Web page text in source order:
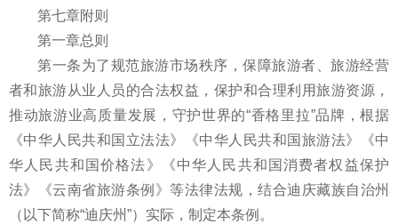
第七章附则
第一章总则
第一条为了规范旅游市场秩序，保障旅游者、旅游经营
者和旅游从业人员的合法权益，保护和合理利用旅游资源，
推动旅游业高质量发展，守护世界的“香格里拉”品牌，根据
《中华人民共和国立法法》《中华人民共和国旅游法》《中
华人民共和国价格法》《中华人民共和国消费者权益保护
法》《云南省旅游条例》等法律法规，结合迪庆藏族自治州
（以下简称“迪庆州”）实际，制定本条例。